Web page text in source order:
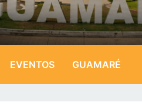
EVENTOS GUAMARÉ